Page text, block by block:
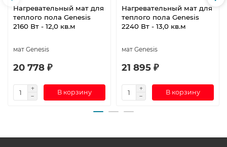
Нагревательный мат для
теплого пола Genesis
2160 Вт - 12,0 кв.м
мат Genesis
20 778 ₽
В корзину
Нагревательный мат для
теплого пола Genesis
2240 Вт - 13,0 кв.м
мат Genesis
21 895 ₽
В корзину